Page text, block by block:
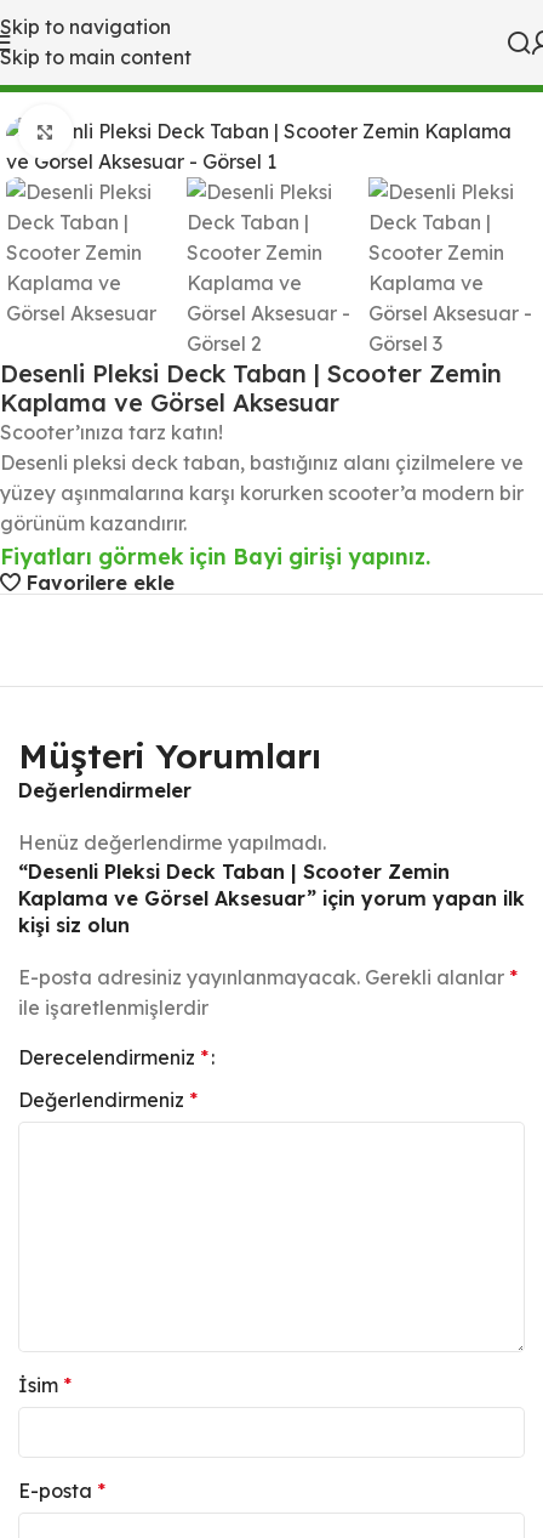
Skip to navigation
Skip to main content
Ana Sayfa Aksesuar & Modifiye
Büyütmek için tıklayın
Desenli Pleksi Deck Taban | Scooter Zemin
Kaplama ve Görsel Aksesuar
Scooter’ınıza tarz katın!
Desenli pleksi deck taban, bastığınız alanı çizilmelere ve
yüzey aşınmalarına karşı korurken scooter’a modern bir
görünüm kazandırır.
Fiyatları görmek için Bayi girişi yapınız.
Favorilere ekle
Müşteri Yorumları
Değerlendirmeler
Henüz değerlendirme yapılmadı.
“Desenli Pleksi Deck Taban | Scooter Zemin
Kaplama ve Görsel Aksesuar” için yorum yapan ilk
kişi siz olun
E-posta adresiniz yayınlanmayacak. Gerekli alanlar *
ile işaretlenmişlerdir
Derecelendirmeniz *
Değerlendirmeniz *
İsim *
E-posta *